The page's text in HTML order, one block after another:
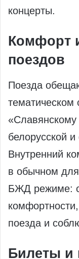
концерты.
Комфорт
поездов
Поезда
белорусской
Внутренний
в обычном
БЖД режиме:
поезда и
Билеты и